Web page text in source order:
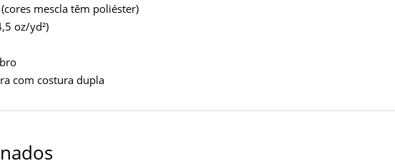
mescla têm poliéster)
oz/yd²)
com costura dupla